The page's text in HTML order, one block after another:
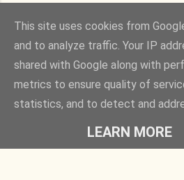
Powered by
Copyright © 2011. bucciadilimone by
This site uses cookies from
and to analyze traffic. Your IP
shared with Google along with
metrics to ensure quality of
statistics, and to detect and
LEARN MORE